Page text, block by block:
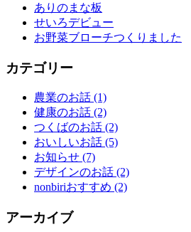
ありのまな板
せいろデビュー
お野菜ブローチつくりました
カテゴリー
農業のお話 (1)
健康のお話 (2)
つくばのお話 (2)
おいしいお話 (5)
お知らせ (7)
デザインのお話 (2)
nonbiriおすすめ (2)
アーカイブ